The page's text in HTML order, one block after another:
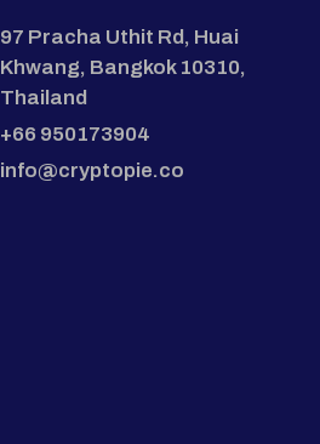
97 Pracha Uthit Rd, Huai
Khwang, Bangkok 10310,
Thailand
+66 950173904
info@cryptopie.co